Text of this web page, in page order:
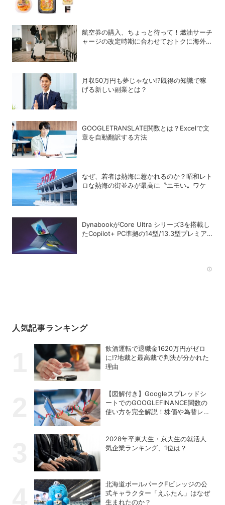
航空券の購入、ちょっと待って！燃油サーチ
ャージの改定時期に合わせておトクに海外航
月収50万円も夢じゃない!?既得の知識で稼
げる新しい副業とは？
GOOGLETRANSLATE関数とは？Excelで文
章を自動翻訳する方法
なぜ、若者は熱海に惹かれるのか？昭和レト
ロな熱海の街並みが最高に〝エモい〟ワケ
DynabookがCore Ultra シリーズ3を搭載し
たCopilot+ PC準拠の14型/13.3型プレミア
人気記事ランキング
飲酒運転で退職金1620万円がゼロ
に!?地裁と最高裁で判決が分かれた
理由
【図解付き】Googleスプレッドシ
ートでのGOOGLEFINANCE関数の
使い方を完全解説！株価や為替レー
2028年卒東大生・京大生の就活人
気企業ランキング、1位は？
北海道ボールパークFビレッジの公
式キャラクター「えふたん」はなぜ
生まれたのか？